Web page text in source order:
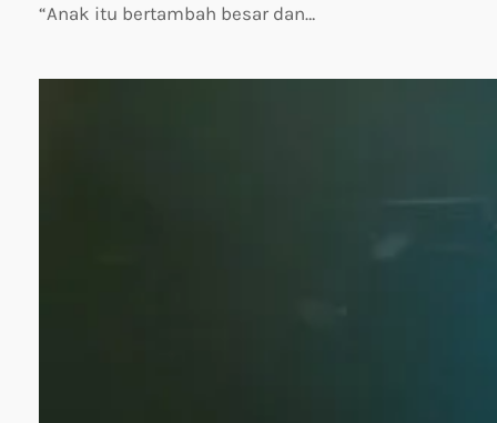
“Anak itu bertambah besar dan…